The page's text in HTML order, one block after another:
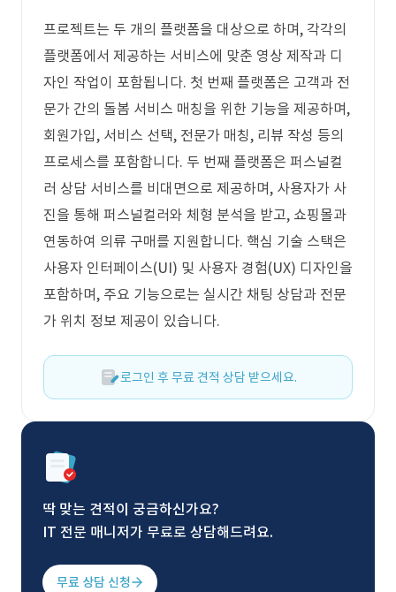
프로젝트는 두 개의 플랫폼을 대상으로 하며, 각각의
플랫폼에서 제공하는 서비스에 맞춘 영상 제작과 디
자인 작업이 포함됩니다. 첫 번째 플랫폼은 고객과 전
문가 간의 돌봄 서비스 매칭을 위한 기능을 제공하며,
회원가입, 서비스 선택, 전문가 매칭, 리뷰 작성 등의
프로세스를 포함합니다. 두 번째 플랫폼은 퍼스널컬
러 상담 서비스를 비대면으로 제공하며, 사용자가 사
진을 통해 퍼스널컬러와 체형 분석을 받고, 쇼핑몰과
연동하여 의류 구매를 지원합니다. 핵심 기술 스택은
사용자 인터페이스(UI) 및 사용자 경험(UX) 디자인을
포함하며, 주요 기능으로는 실시간 채팅 상담과 전문
가 위치 정보 제공이 있습니다.
로그인 후 무료 견적 상담 받으세요.
딱 맞는 견적이 궁금하신가요?
IT 전문 매니저가 무료로 상담해드려요.
무료 상담 신청